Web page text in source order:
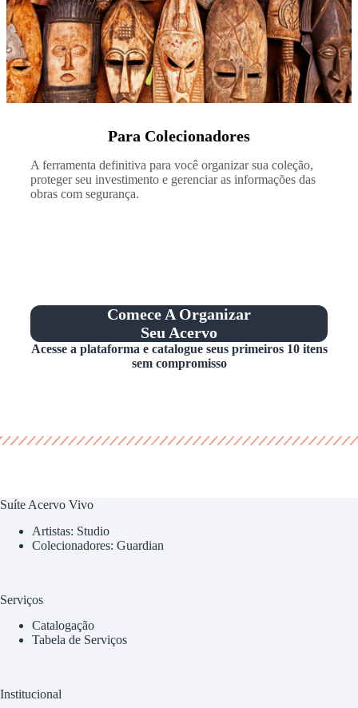
Para Colecionadores
A ferramenta definitiva para você organizar sua coleção,
proteger seu investimento e gerenciar as informações das
obras com segurança.
Comece A Organizar
Seu Acervo
Acesse a plataforma e catalogue seus primeiros 10 itens
sem compromisso
Suíte Acervo Vivo
Artistas: Studio
Colecionadores: Guardian
Serviços
Catalogação
Tabela de Serviços
Institucional